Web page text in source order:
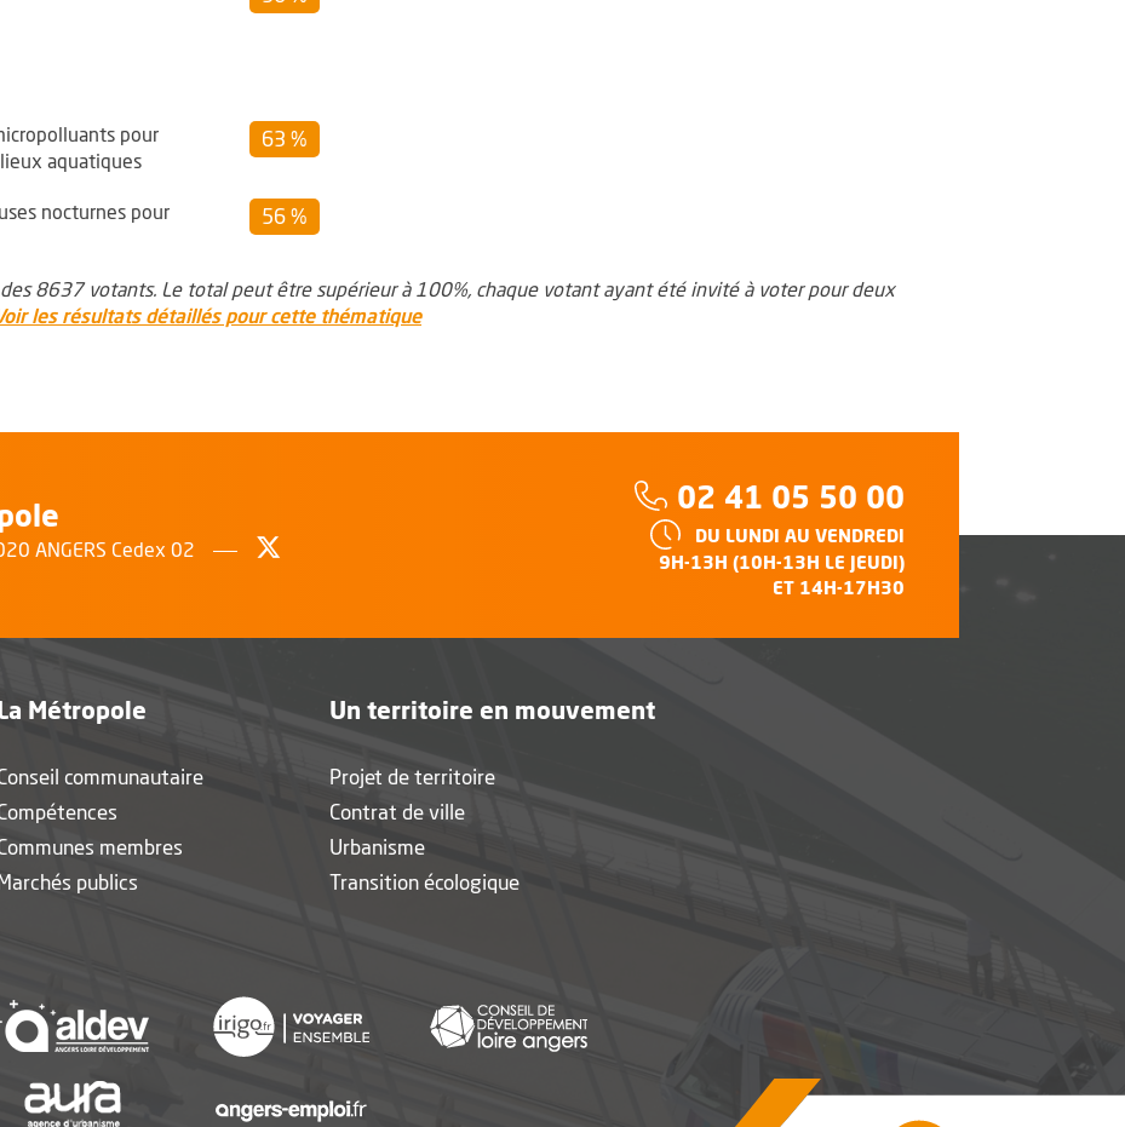
pour
aquatiques
63 %
nocturnes pour
56 %
8637 votants. Le total peut être supérieur à 100%, chaque votant ayant été invité à voter pour deux
les résultats détaillés pour cette thématique
ANGERS Cedex 02
Téléphone :
02 41 05 50 00
HORAIRES :
DU LUNDI AU VENDREDI
9H-13H (10H-13H LE JEUDI)
ET 14H-17H30
Métropole
communautaire
membres
publics
Un territoire en mouvement
Projet de territoire
Contrat de ville
Urbanisme
Transition écologique
une nouvelle fenêtre, Ouvre une nouvelle fenêtre, Ouvre une nouvelle fenêtre